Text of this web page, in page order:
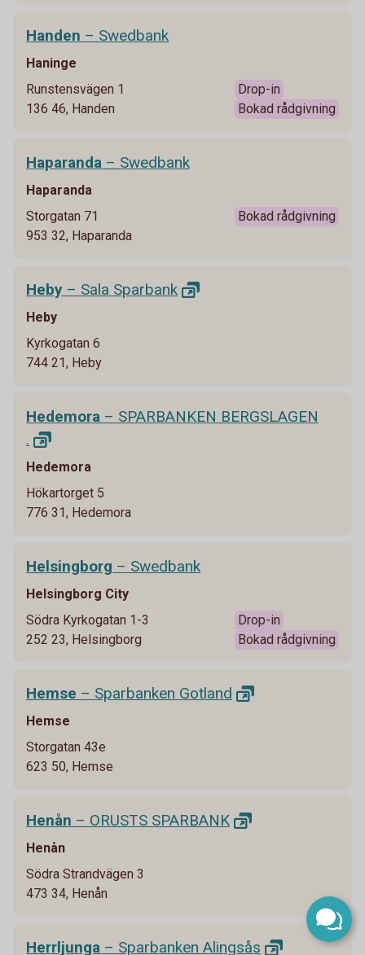
Handen – Swedbank
Haninge
Runstensvägen 1
136 46, Handen
Drop-in
Bokad rådgivning
Haparanda – Swedbank
Haparanda
Storgatan 71
953 32, Haparanda
Bokad rådgivning
Heby – Sala Sparbank
Heby
Kyrkogatan 6
744 21, Heby
Hedemora – SPARBANKEN BERGSLAGEN
.
Hedemora
Hökartorget 5
776 31, Hedemora
Helsingborg – Swedbank
Helsingborg City
Södra Kyrkogatan 1-3
252 23, Helsingborg
Drop-in
Bokad rådgivning
Hemse – Sparbanken Gotland
Hemse
Storgatan 43e
623 50, Hemse
Henån – ORUSTS SPARBANK
Henån
Södra Strandvägen 3
473 34, Henån
Herrljunga – Sparbanken Alingsås